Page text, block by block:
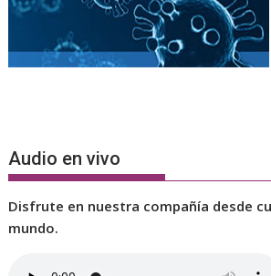
Audio en vivo
Disfrute en nuestra compañía desde
mundo.